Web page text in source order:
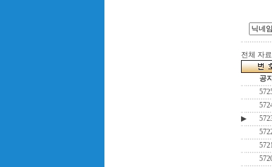
전체 자
공지
▶